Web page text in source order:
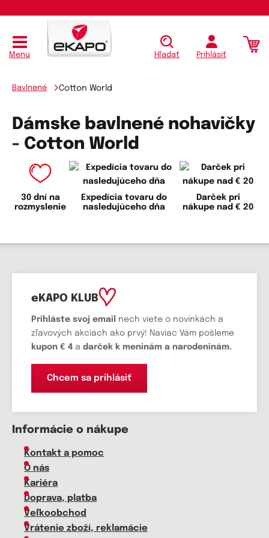
Menu Hľadať Prihlásiť
Bavlnené Cotton World
Dámske bavlnené nohavičky
- Cotton World
30 dní na
rozmyslenie
Expedícia tovaru do
nasledujúceho dňa
Darček pri
nákupe nad € 20
eKAPO KLUB
Prihláste svoj email
nech viete o novinkách a
zľavových akciách ako prvý! Naviac Vám pošleme
kupon € 4 a darček k meninám a narodeninám.
Chcem sa prihlásiť
Informácie o nákupe
Kontakt a pomoc
O nás
Kariéra
Doprava, platba
Veľkoobchod
Vrátenie zboží, reklamácie